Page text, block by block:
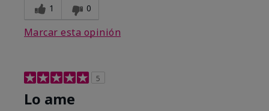
1 0
Marcar esta opinión
5
Lo ame